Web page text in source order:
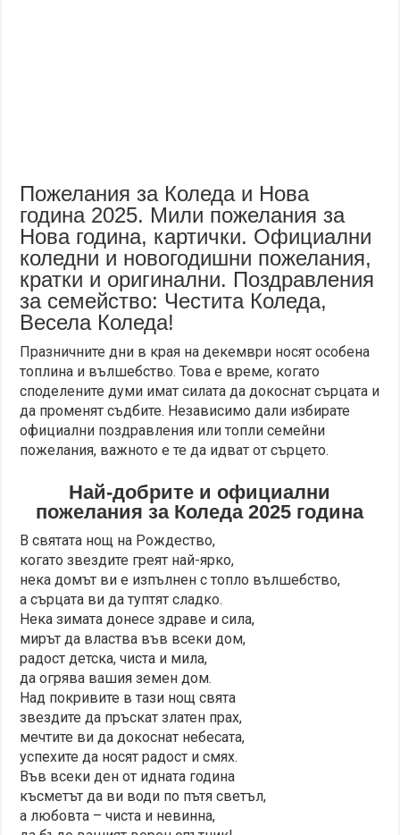
Пожелания за Коледа и Нова
година 2025. Мили пожелания за
Нова година, картички. Официални
коледни и новогодишни пожелания,
кратки и оригинални. Поздравления
за семейство: Честита Коледа,
Весела Коледа!
Празничните дни в края на декември носят особена
топлина и вълшебство. Това е време, когато
споделените думи имат силата да докоснат сърцата и
да променят съдбите. Независимо дали избирате
официални поздравления или топли семейни
пожелания, важното е те да идват от сърцето.
Най-добрите и официални
пожелания за Коледа 2025 година
В святата нощ на Рождество,
когато звездите греят най-ярко,
нека домът ви е изпълнен с топло вълшебство,
а сърцата ви да туптят сладко.
Нека зимата донесе здраве и сила,
мирът да властва във всеки дом,
радост детска, чиста и мила,
да огрява вашия земен дом.
Над покривите в тази нощ свята
звездите да пръскат златен прах,
мечтите ви да докоснат небесата,
успехите да носят радост и смях.
Във всеки ден от идната година
късметът да ви води по пътя светъл,
а любовта – чиста и невинна,